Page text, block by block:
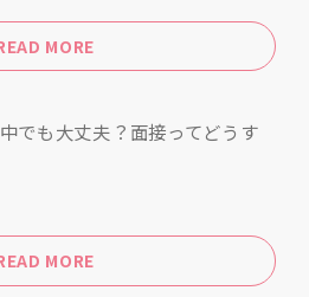
MORE
でも大丈夫？面接ってどうす
MORE